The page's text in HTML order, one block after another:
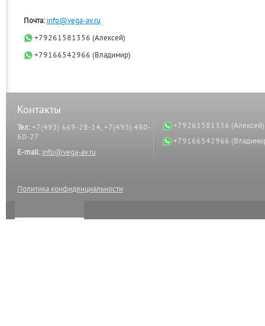
Почта: info@vega-av.ru
+79261581356 (Алексей)
+79166542966 (Владимир)
Контакты
Тел:+7(495) 669-28-14, +7(495) 480-
60-27
E-mail: info@vega-av.ru
Политика конфиденциальности
+79261581356 (Алексей)
+79166542966